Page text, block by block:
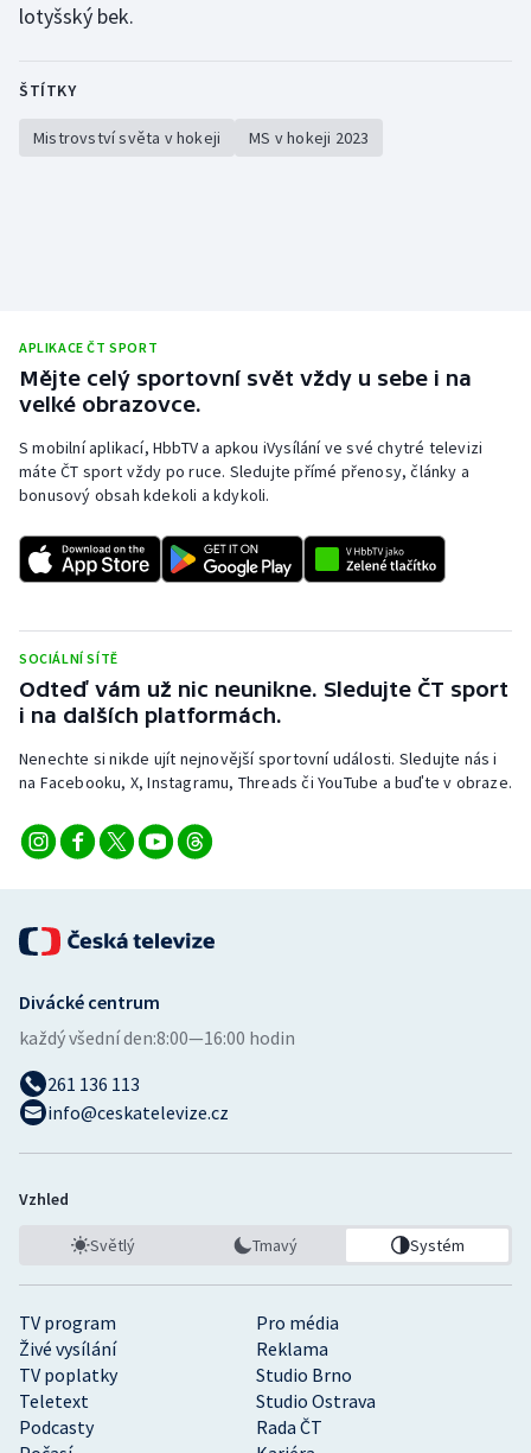
lotyšský bek.
ŠTÍTKY
Mistrovství světa v hokeji MS v hokeji 2023
APLIKACE ČT SPORT
Mějte celý sportovní svět vždy u sebe i na
velké obrazovce.
S mobilní aplikací, HbbTV a apkou iVysílání ve své chytré televizi
máte ČT sport vždy po ruce. Sledujte přímé přenosy, články a
bonusový obsah kdekoli a kdykoli.
SOCIÁLNÍ SÍTĚ
Odteď vám už nic neunikne. Sledujte ČT sport
i na dalších platformách.
Nenechte si nikde ujít nejnovější sportovní události. Sledujte nás i
na Facebooku, X, Instagramu, Threads či YouTube a buďte v obraze.
TV program
Pro média
Živé vysílání
Reklama
TV poplatky
Studio Brno
Teletext
Studio Ostrava
Podcasty
Rada ČT
Divácké centrum
každý všední den:8:00—16:00 hodin
261 136 113
info@ceskatelevize.cz
Vzhled
Světlý Tmavý Systém